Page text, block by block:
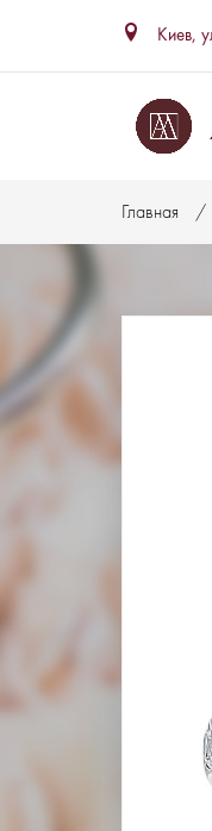
Киев,
Главная